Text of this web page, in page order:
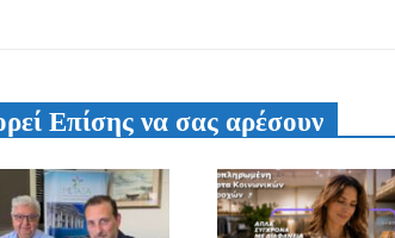
Επίσης να σας αρέσουν